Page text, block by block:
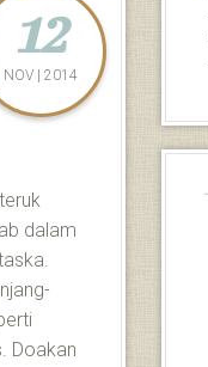
12
NOV | 2014
dalam
Doakan